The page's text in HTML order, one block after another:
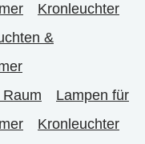
Kronleuchter
&
Lampen für
Kronleuchter